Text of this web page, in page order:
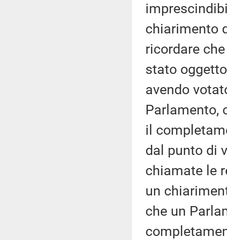
chiarimento
ricordare
stato
avendo
Parlamento,
il
dal punto di
chiamate le
un
che un